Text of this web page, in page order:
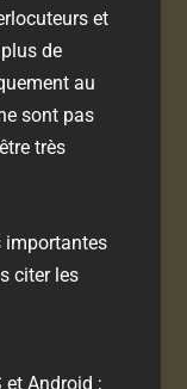
et
de
au
sont pas
très
importantes
citer les
Android ;